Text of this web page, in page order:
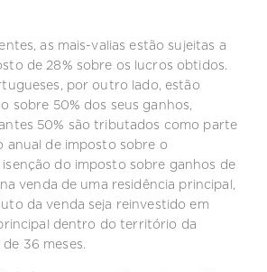
as mais-valias estão sujeitas a
de 28% sobre os lucros obtidos.
por outro lado, estão
sobre 50% dos seus ganhos,
50% são tributados como parte
anual de imposto sobre o
do imposto sobre ganhos de
venda de uma residência principal,
da venda seja reinvestido em
dentro do território da
36 meses.